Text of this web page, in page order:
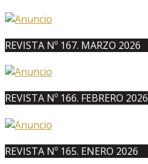
REVISTA Nº 167. MARZO 2026
REVISTA Nº 166. FEBRERO 2026
REVISTA Nº 165. ENERO 2026